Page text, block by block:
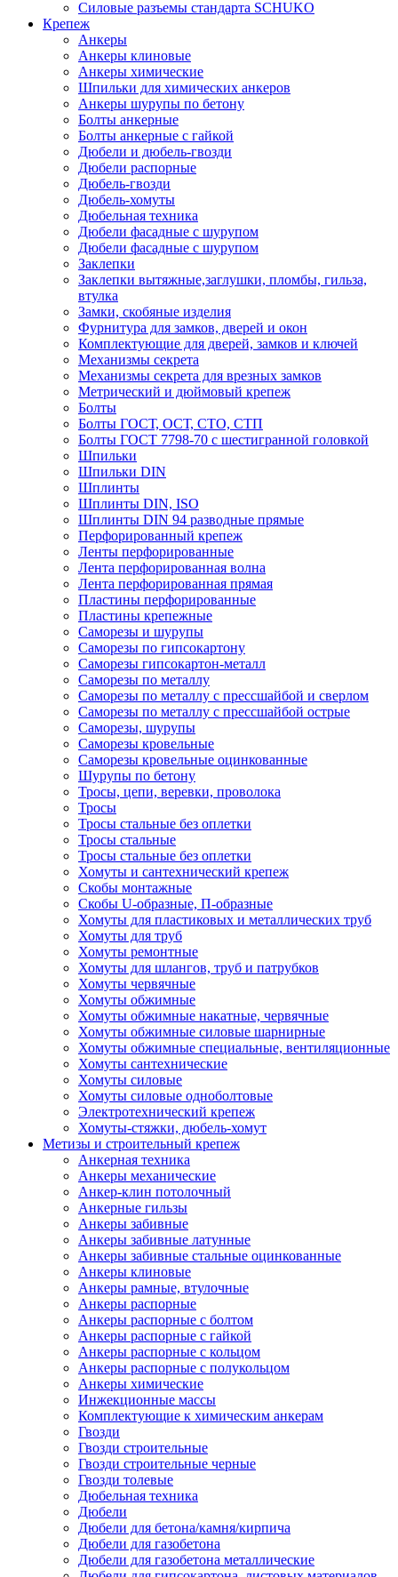
Силовые разъемы стандарта SCHUKO
Крепеж
Анкеры
Анкеры клиновые
Анкеры химические
Шпильки для химических анкеров
Анкеры шурупы по бетону
Болты анкерные
Болты анкерные с гайкой
Дюбели и дюбель-гвозди
Дюбели распорные
Дюбель-гвозди
Дюбель-хомуты
Дюбельная техника
Дюбели фасадные с шурупом
Дюбели фасадные с шурупом
Заклепки
Заклепки вытяжные,заглушки, пломбы, гильза,
втулка
Замки, скобяные изделия
Фурнитура для замков, дверей и окон
Комплектующие для дверей, замков и ключей
Механизмы секрета
Механизмы секрета для врезных замков
Метрический и дюймовый крепеж
Болты
Болты ГОСТ, ОСТ, СТО, СТП
Болты ГОСТ 7798-70 с шестигранной головкой
Шпильки
Шпильки DIN
Шплинты
Шплинты DIN, ISO
Шплинты DIN 94 разводные прямые
Перфорированный крепеж
Ленты перфорированные
Лента перфорированная волна
Лента перфорированная прямая
Пластины перфорированные
Пластины крепежные
Саморезы и шурупы
Саморезы по гипсокартону
Саморезы гипсокартон-металл
Саморезы по металлу
Саморезы по металлу с прессшайбой и сверлом
Саморезы по металлу с прессшайбой острые
Саморезы, шурупы
Саморезы кровельные
Саморезы кровельные оцинкованные
Шурупы по бетону
Тросы, цепи, веревки, проволока
Тросы
Тросы стальные без оплетки
Тросы стальные
Тросы стальные без оплетки
Хомуты и сантехнический крепеж
Скобы монтажные
Скобы U-образные, П-образные
Хомуты для пластиковых и металлических труб
Хомуты для труб
Хомуты ремонтные
Хомуты для шлангов, труб и патрубков
Хомуты червячные
Хомуты обжимные
Хомуты обжимные накатные, червячные
Хомуты обжимные силовые шарнирные
Хомуты обжимные специальные, вентиляционные
Хомуты сантехнические
Хомуты силовые
Хомуты силовые одноболтовые
Электротехнический крепеж
Хомуты-стяжки, дюбель-хомут
Метизы и строительный крепеж
Анкерная техника
Анкеры механические
Анкер-клин потолочный
Анкерные гильзы
Анкеры забивные
Анкеры забивные латунные
Анкеры забивные стальные оцинкованные
Анкеры клиновые
Анкеры рамные, втулочные
Анкеры распорные
Анкеры распорные с болтом
Анкеры распорные с гайкой
Анкеры распорные с кольцом
Анкеры распорные с полукольцом
Анкеры химические
Инжекционные массы
Комплектующие к химическим анкерам
Гвозди
Гвозди строительные
Гвозди строительные черные
Гвозди толевые
Дюбельная техника
Дюбели
Дюбели для бетона/камня/кирпича
Дюбели для газобетона
Дюбели для газобетона металлические